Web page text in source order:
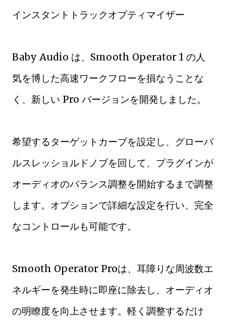
インスタントトラックオプティマイザー
Baby Audio は、Smooth Operator 1 の人
気を博した高速ワークフローを損なうことな
く、新しい Pro バージョンを開発しました。
希望するターゲットカーブを設定し、グローバ
ルスレッショルドノブを回して、プラグインが
オーディオのバランス調整を開始するまで調整
します。オプションで詳細な設定を行い、完全
なコントロールも可能です。
Smooth Operator Proは、耳障りな周波数エ
ネルギーを発生時に即座に除去し、オーディオ
の明瞭度を向上させます。軽く調整するだけ